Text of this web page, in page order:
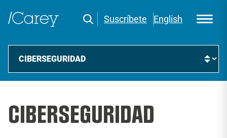
Suscríbete English
CIBERSEGURIDAD